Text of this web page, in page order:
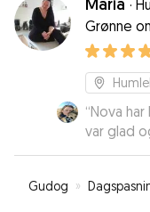
·
Grønne
“Nova
var glad
dejligt, at
gang.”
Gudog »